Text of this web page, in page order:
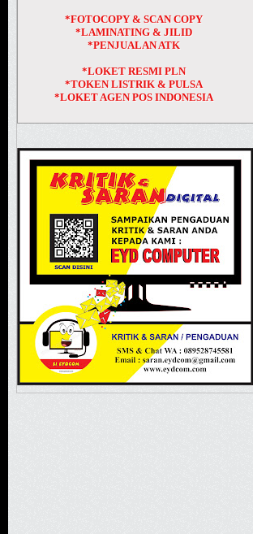
*FOTOCOPY & SCAN COPY
*LAMINATING & JILID
*PENJUALAN ATK
*LOKET RESMI PLN
*TOKEN LISTRIK & PULSA
*LOKET AGEN POS INDONESIA